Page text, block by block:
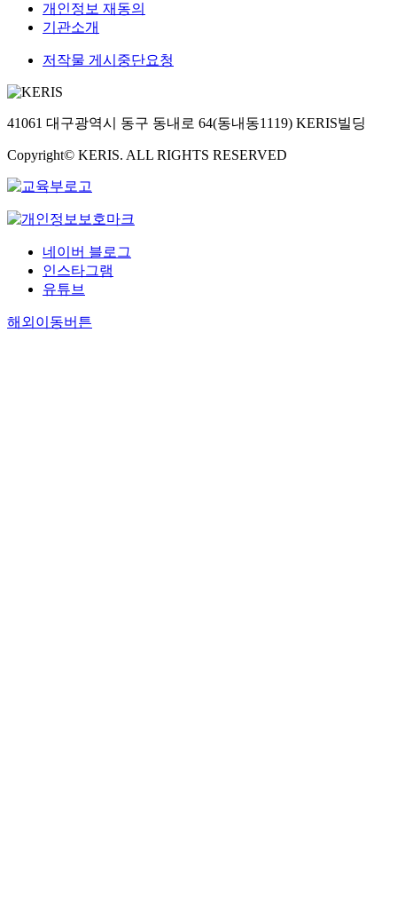
개인정보 재동의
기관소개
저작물 게시중단요청
41061 대구광역시 동구 동내로 64(동내동1119) KERIS빌딩
Copyright© KERIS. ALL RIGHTS RESERVED
네이버 블로그
인스타그램
유튜브
해외이동버튼